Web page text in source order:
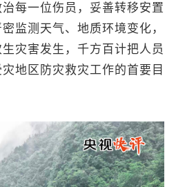
每一位伤员，妥善转移安置
监测天气、地质环境变化，
灾害发生，千方百计把人员
地区防灾救灾工作的首要目